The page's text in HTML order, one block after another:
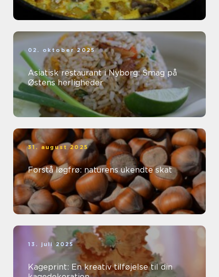
02. oktober 2025
Asiatisk restaurant i Nyborg: Smag på
Østens herligheder
31. august 2025
Forstå løgfrø: naturens ukendte skat
13. juli 2025
Kageprint: En kreativ tilføjelse til din